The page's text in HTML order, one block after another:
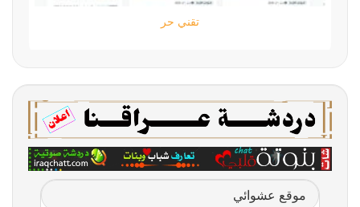
تقني حر
موقع عشوائي